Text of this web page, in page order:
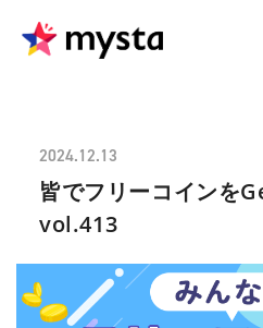
2024.12.13
皆でフリーコインを
vol.413